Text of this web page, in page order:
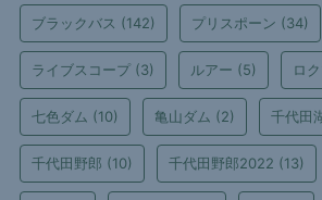
ブラックバス (142) プリスポーン (34)
ライブスコープ (3) ルアー (5) ロ
七色ダム (10) 亀山ダム (2) 千代田
千代田野郎 (10) 千代田野郎2022 (13)